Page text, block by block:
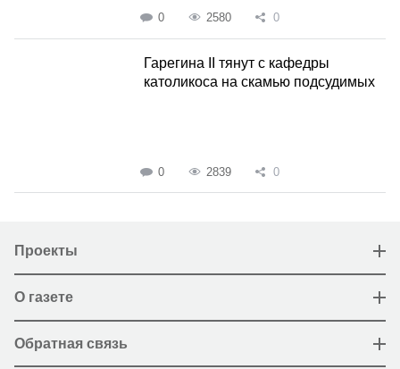
0 2580 0
Гарегина II тянут с кафедры
католикоса на скамью подсудимых
0 2839 0
Проекты
О газете
Обратная связь